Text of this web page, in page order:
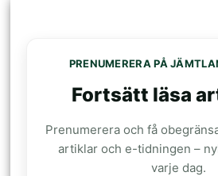
PRENUMERERA PÅ
Fortsätt läsa
Prenumerera och få
artiklar och e-tidningen –
varje dag.